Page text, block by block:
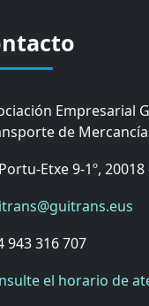
Empresarial
de
Etxe 9-1º,
943 316 707
el horario de